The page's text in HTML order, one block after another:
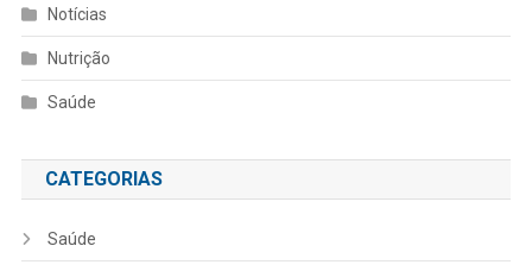
Notícias
Nutrição
Saúde
CATEGORIAS
Saúde